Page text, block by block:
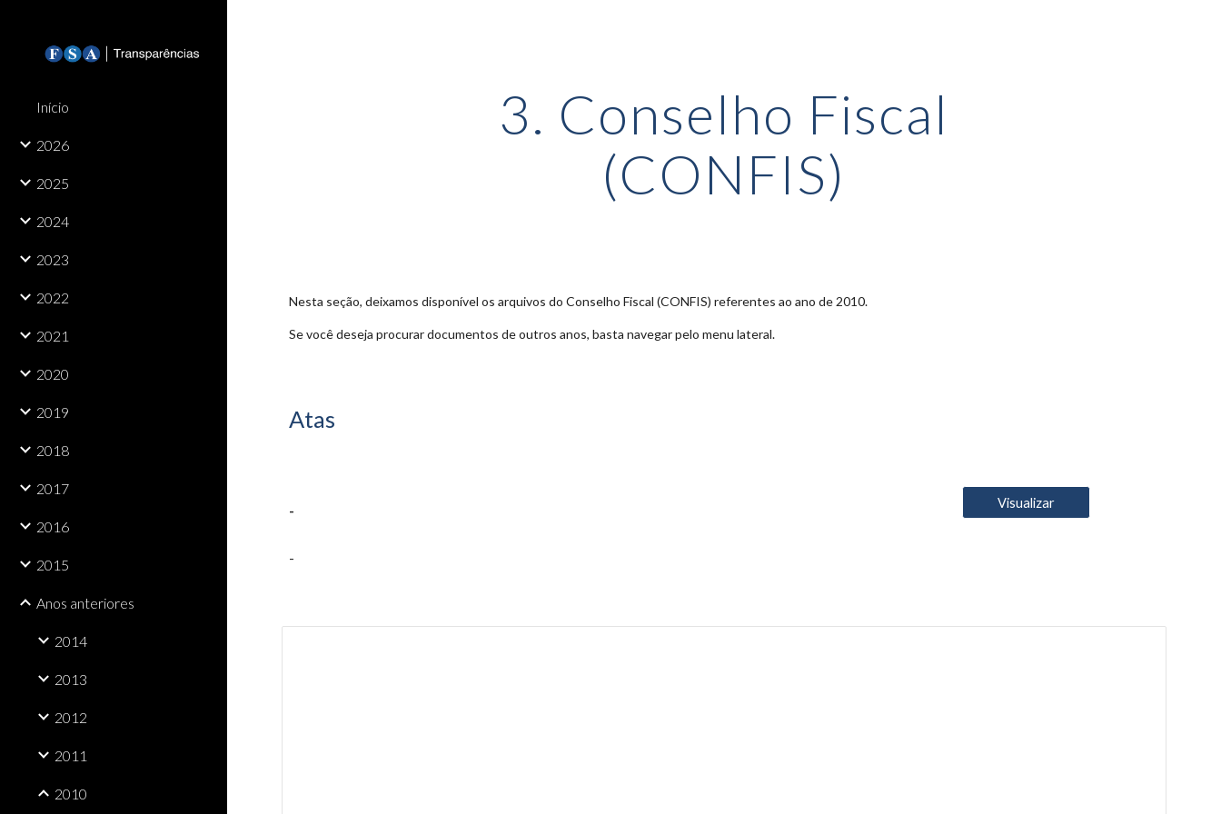
Início
2026
2025
2024
2023
2022
2021
2020
2019
2018
2017
2016
2015
Anos anteriores
2014
2013
2012
2011
2010
3. Conselho Fiscal
(CONFIS)
Nesta seção, deixamos disponível os arquivos do Conselho Fiscal (CONFIS) referentes ao ano de 2010.
Se você deseja procurar documentos de outros anos, basta navegar pelo menu lateral.
Atas
-
-
Visualizar